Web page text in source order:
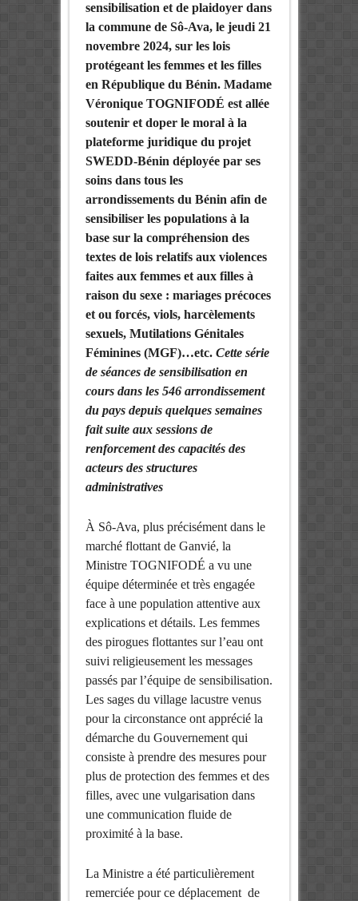
sensibilisation et de plaidoyer dans
la commune de Sô-Ava, le jeudi 21
novembre 2024, sur les lois
protégeant les femmes et les filles
en République du Bénin. Madame
Véronique TOGNIFODÉ est allée
soutenir et doper le moral à la
plateforme juridique du projet
SWEDD-Bénin déployée par ses
soins dans tous les
arrondissements du Bénin afin de
sensibiliser les populations à la
base sur la compréhension des
textes de lois relatifs aux violences
faites aux femmes et aux filles à
raison du sexe : mariages précoces
et ou forcés, viols, harcèlements
sexuels, Mutilations Génitales
Féminines (MGF)…etc. Cette série
de séances de sensibilisation en
cours dans les 546 arrondissement
du pays depuis quelques semaines
fait suite aux sessions de
renforcement des capacités des
acteurs des structures
administratives
À Sô-Ava, plus précisément dans le
marché flottant de Ganvié, la
Ministre TOGNIFODÉ a vu une
équipe déterminée et très engagée
face à une population attentive aux
explications et détails. Les femmes
des pirogues flottantes sur l’eau ont
suivi religieusement les messages
passés par l’équipe de sensibilisation.
Les sages du village lacustre venus
pour la circonstance ont apprécié la
démarche du Gouvernement qui
consiste à prendre des mesures pour
plus de protection des femmes et des
filles, avec une vulgarisation dans
une communication fluide de
proximité à la base.
La Ministre a été particulièrement
remerciée pour ce déplacement de